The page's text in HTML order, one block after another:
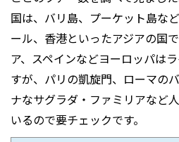
国は、バリ島、プーケット島な
ール、香港といったアジアの国
ア、スペインなどヨーロッパは
すが、パリの凱旋門、ローマの
ナなサグラダ・ファミリアなど
いるので要チェックです。